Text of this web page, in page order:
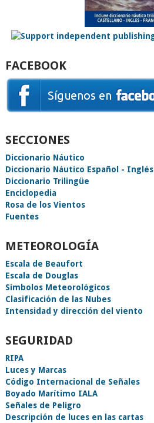
FACEBOOK
SECCIONES
Diccionario Náutico
Diccionario Náutico Español - Inglés
Diccionario Trilingüe
Enciclopedia
Rosa de los Vientos
Fuentes
METEOROLOGÍA
Escala de Beaufort
Escala de Douglas
Símbolos Meteorológicos
Clasificación de las Nubes
Intensidad y dirección del viento
SEGURIDAD
RIPA
Luces y Marcas
Código Internacional de Señales
Boyado Marítimo IALA
Señales de Peligro
Descripción de luces en las cartas